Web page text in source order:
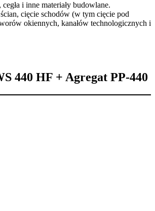
i inne materiały budowlane.
cięcie schodów (w tym cięcie pod
okiennych, kanałów technologicznych i
440 HF + Agregat PP-440